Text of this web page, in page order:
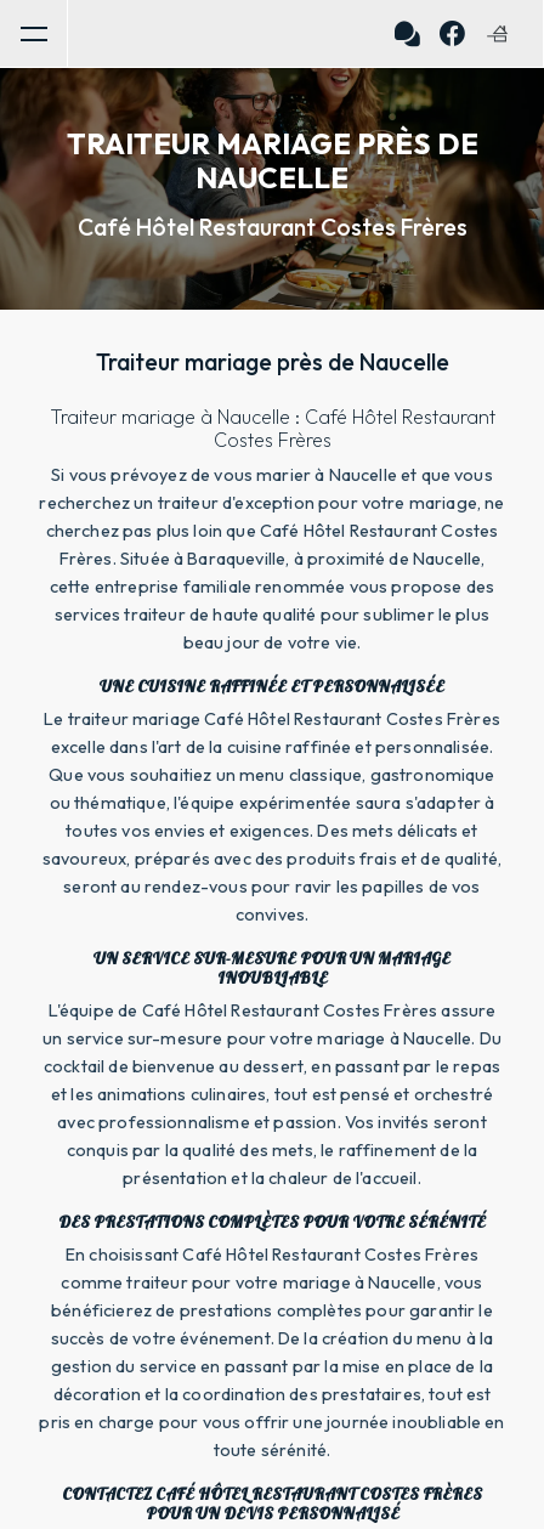
TRAITEUR MARIAGE PRÈS DE
NAUCELLE
Café Hôtel Restaurant Costes Frères
Traiteur mariage près de Naucelle
Traiteur mariage à Naucelle : Café Hôtel Restaurant
Costes Frères
Si vous prévoyez de vous marier à Naucelle et que vous
recherchez un traiteur d'exception pour votre mariage, ne
cherchez pas plus loin que Café Hôtel Restaurant Costes
Frères. Située à Baraqueville, à proximité de Naucelle,
cette entreprise familiale renommée vous propose des
services traiteur de haute qualité pour sublimer le plus
beau jour de votre vie.
UNE CUISINE RAFFINÉE ET PERSONNALISÉE
Le traiteur mariage Café Hôtel Restaurant Costes Frères
excelle dans l'art de la cuisine raffinée et personnalisée.
Que vous souhaitiez un menu classique, gastronomique
ou thématique, l'équipe expérimentée saura s'adapter à
toutes vos envies et exigences. Des mets délicats et
savoureux, préparés avec des produits frais et de qualité,
seront au rendez-vous pour ravir les papilles de vos
convives.
UN SERVICE SUR-MESURE POUR UN MARIAGE
INOUBLIABLE
L'équipe de Café Hôtel Restaurant Costes Frères assure
un service sur-mesure pour votre mariage à Naucelle. Du
cocktail de bienvenue au dessert, en passant par le repas
et les animations culinaires, tout est pensé et orchestré
avec professionnalisme et passion. Vos invités seront
conquis par la qualité des mets, le raffinement de la
présentation et la chaleur de l'accueil.
DES PRESTATIONS COMPLÈTES POUR VOTRE SÉRÉNITÉ
En choisissant Café Hôtel Restaurant Costes Frères
comme traiteur pour votre mariage à Naucelle, vous
bénéficierez de prestations complètes pour garantir le
succès de votre événement. De la création du menu à la
gestion du service en passant par la mise en place de la
décoration et la coordination des prestataires, tout est
pris en charge pour vous offrir une journée inoubliable en
toute sérénité.
CONTACTEZ CAFÉ HÔTEL RESTAURANT COSTES FRÈRES
POUR UN DEVIS PERSONNALISÉ